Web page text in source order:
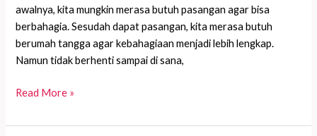
awalnya, kita mungkin merasa butuh pasangan agar bisa
berbahagia. Sesudah dapat pasangan, kita merasa butuh
berumah tangga agar kebahagiaan menjadi lebih lengkap.
Namun tidak berhenti sampai di sana,
Apakah
Perlu
Read More »